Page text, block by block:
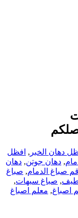
دهان الخبر , افظل
, دهان جوتن, دهان
صباغ الدمام, صباغ
, صباغ سيهات,
اصباغ, معلم اصباغ